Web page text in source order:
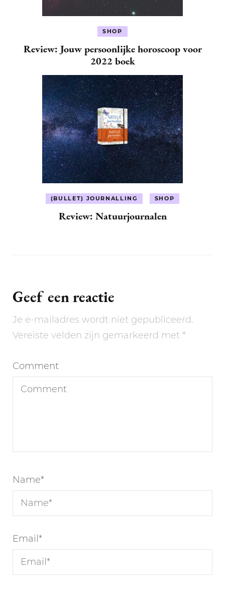
SHOP
Review: Jouw persoonlijke horoscoop voor
2022 boek
(BULLET) JOURNALLING SHOP
Review: Natuurjournalen
Geef een reactie
Je e-mailadres wordt niet gepubliceerd.
Vereiste velden zijn gemarkeerd met *
Comment
Name*
Email *